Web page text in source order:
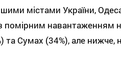
містами України,
з помірним навантаженням
та Сумах (34%), але нижче,